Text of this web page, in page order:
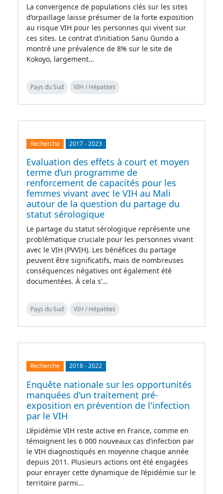
La convergence de populations clés sur les sites
d’orpaillage laisse présumer de la forte exposition
au risque VIH pour les personnes qui vivent sur
ces sites. Le contrat d’initiation Sanu Gundo a
montré une prévalence de 8% sur le site de
Kokoyo, largement…
Pays du Sud VIH / Hépatites
Recherche 2017-2023
Evaluation des effets à court et moyen
terme d’un programme de
renforcement de capacités pour les
femmes vivant avec le VIH au Mali
autour de la question du partage du
statut sérologique
Le partage du statut sérologique représente une
problématique cruciale pour les personnes vivant
avec le VIH (PVVIH). Les bénéfices du partage
peuvent être significatifs, mais de nombreuses
conséquences négatives ont également été
documentées. À cela s’…
Pays du Sud VIH / Hépatites
Recherche 2018-2022
Enquête nationale sur les opportunités
manquées d'un traitement pré-
exposition en prévention de l'infection
par le VIH
L’épidémie VIH reste active en France, comme en
témoignent les 6 000 nouveaux cas d’infection par
le VIH diagnostiqués en moyenne chaque année
depuis 2011. Plusieurs actions ont été engagées
pour enrayer cette dynamique de l’épidémie sur le
territoire parmi…